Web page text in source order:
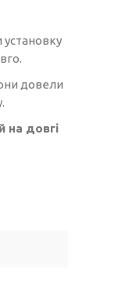
довели
на довгі